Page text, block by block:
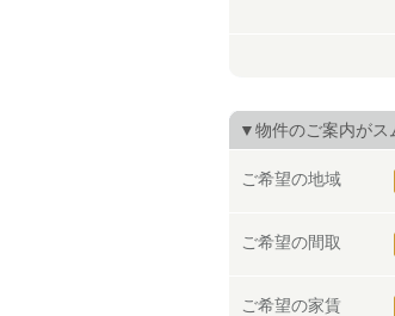
▼物件のご案内がス
ご希望の地域
ご希望の間取
ご希望の家賃